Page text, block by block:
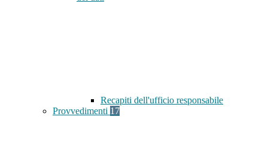
Recapiti dell'ufficio responsabile
Provvedimenti 17